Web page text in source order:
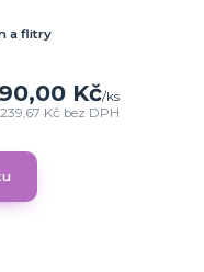
a flitry
Kč/ks
239,67 Kč bez DPH